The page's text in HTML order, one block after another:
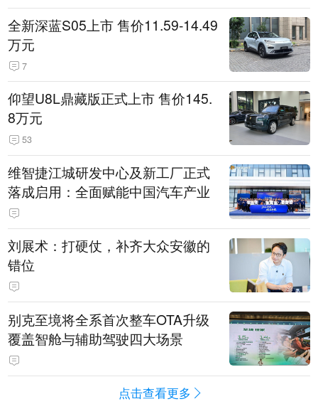
全新深蓝S05上市 售价11.59-14.49
万元
7
仰望U8L鼎藏版正式上市 售价145.
8万元
53
维智捷江城研发中心及新工厂正式
落成启用：全面赋能中国汽车产业
刘展术：打硬仗，补齐大众安徽的
错位
别克至境将全系首次整车OTA升级
覆盖智舱与辅助驾驶四大场景
点击查看更多